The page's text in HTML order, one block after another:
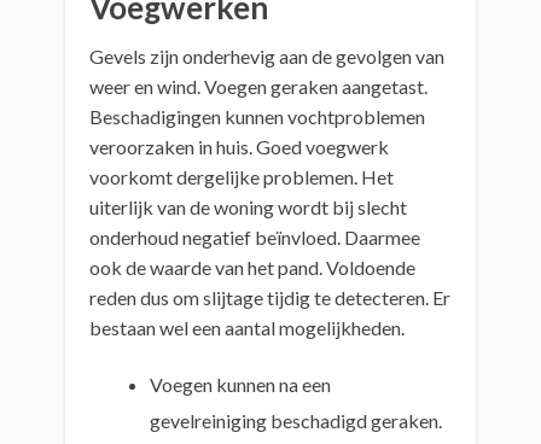
Gevels zijn onderhevig aan de gevolgen van
weer en wind. Voegen geraken aangetast.
Beschadigingen kunnen vochtproblemen
veroorzaken in huis. Goed voegwerk
voorkomt dergelijke problemen. Het
uiterlijk van de woning wordt bij slecht
onderhoud negatief beïnvloed. Daarmee
ook de waarde van het pand. Voldoende
reden dus om slijtage tijdig te detecteren. Er
bestaan wel een aantal mogelijkheden.
Voegen kunnen na een
gevelreiniging beschadigd geraken.